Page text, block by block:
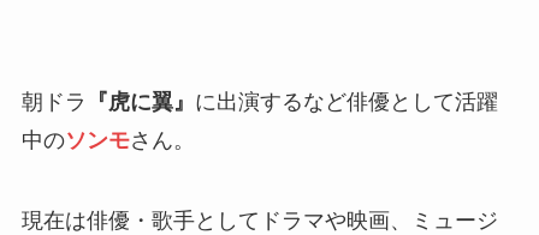
朝ドラ 『虎に翼』 に出演するなど俳優として活躍
中のソンモさん。
現在は俳優・歌手としてドラマや映画、ミュージ